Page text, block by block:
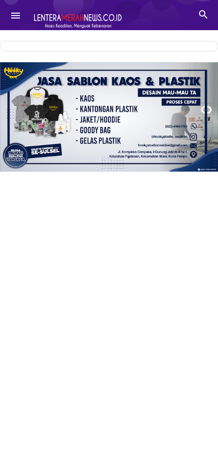
-->
 